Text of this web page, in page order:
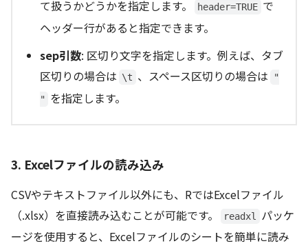
て扱うかどうかを指定します。
header=TRUE で
ヘッダー行があると指定できます。
sep引数: 区切り文字を指定します。例えば、タブ
区切りの場合は \t 、スペース区切りの場合は
"
"
を指定します。
3. Excelファイルの読み込み
CSVやテキストファイル以外にも、RではExcelファイル
（.xlsx）を直接読み込むことが可能です。
readxl
パッケ
ージを使用すると、Excelファイルのシートを簡単に読み